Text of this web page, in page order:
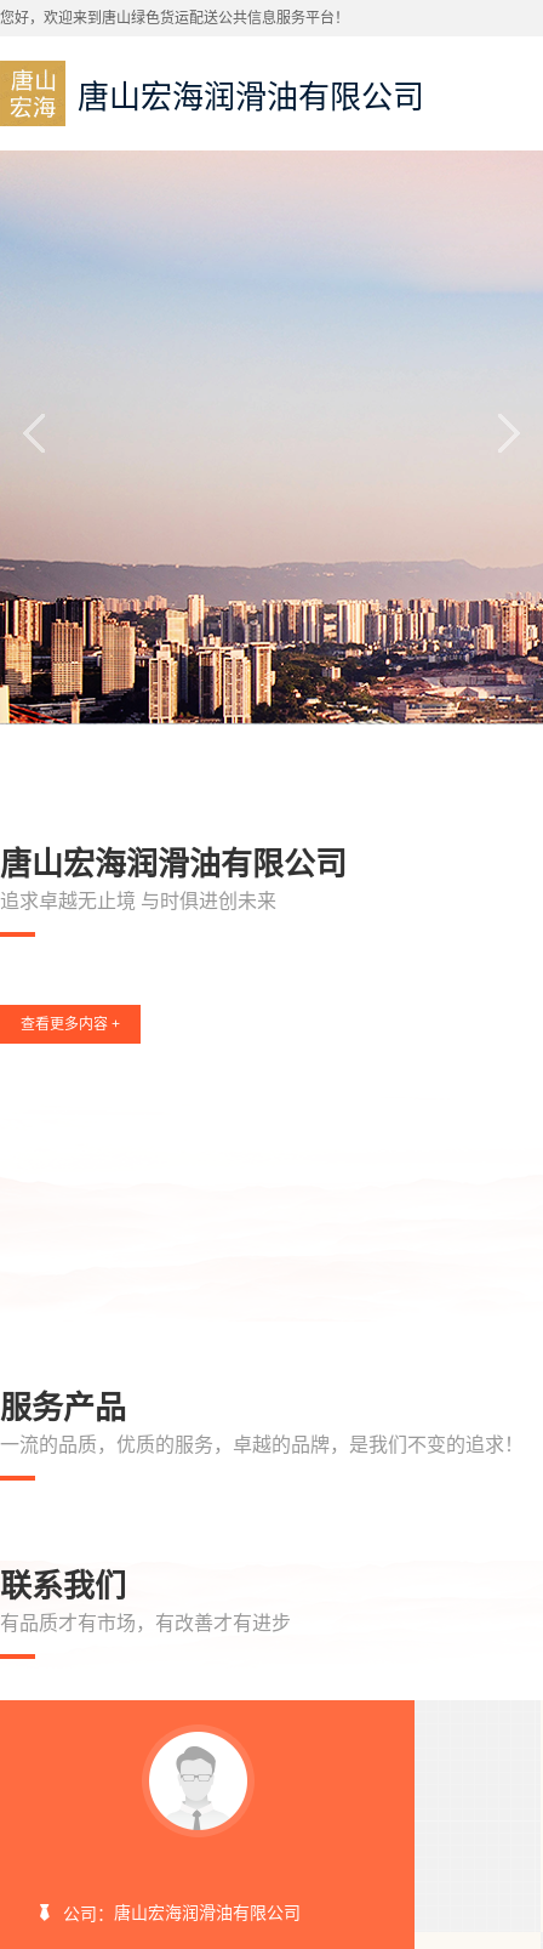
您好，欢迎来到唐山绿色货运配送公共信息服务平台！
唐山宏海润滑油有限公司
唐山宏海润滑油有限公司
追求卓越无止境 与时俱进创未来
查看更多内容 +
服务产品
一流的品质，优质的服务，卓越的品牌，是我们不变的追求！
联系我们
有品质才有市场，有改善才有进步
公司： 唐山宏海润滑油有限公司